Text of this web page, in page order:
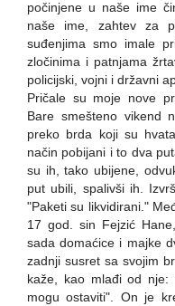
počinjene u naše ime
naše ime, zahtev za
suđenjima smo imale
zločinima i patnjama
policijski, vojni i državni
Pričale su moje nove
Bare smešteno vikend
preko brda koji su
način pobijani i to dva
su ih, tako ubijene,
put ubili, spalivši ih.
"Paketi su likvidirani."
17 god. sin Fejzić
sada domaćice i majke
zadnji susret sa svojim
kaže, kao mlađi od
mogu ostaviti". On je